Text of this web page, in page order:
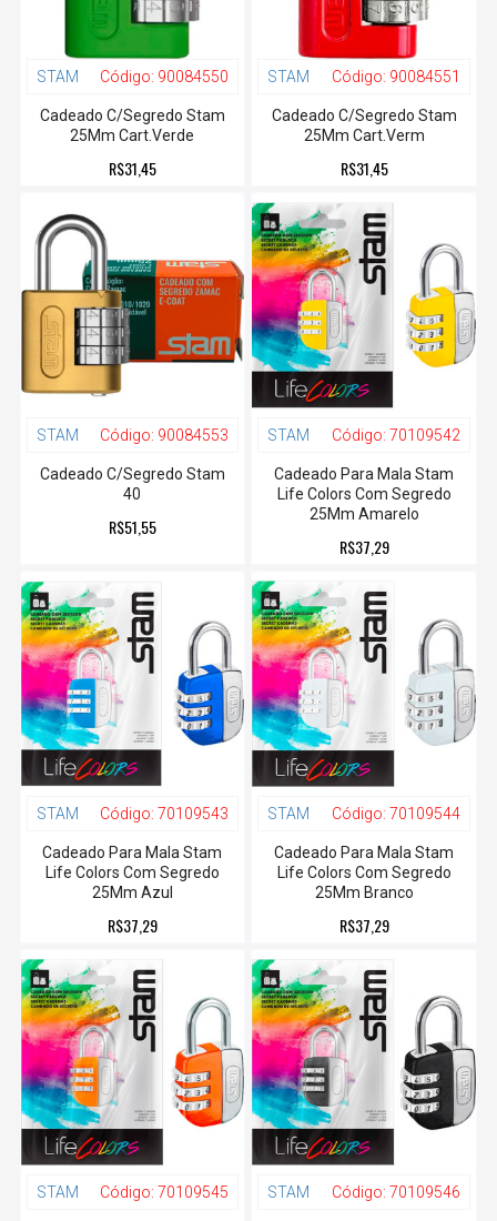
STAM Código: 90084550
Cadeado C/Segredo Stam
25Mm Cart.Verde
R$31,45
STAM Código: 90084551
Cadeado C/Segredo Stam
25Mm Cart.Verm
R$31,45
STAM Código: 90084553
Cadeado C/Segredo Stam
40
R$51,55
STAM Código: 70109542
Cadeado Para Mala Stam
Life Colors Com Segredo
25Mm Amarelo
R$37,29
STAM Código: 70109543
Cadeado Para Mala Stam
Life Colors Com Segredo
25Mm Azul
R$37,29
STAM Código: 70109544
Cadeado Para Mala Stam
Life Colors Com Segredo
25Mm Branco
R$37,29
STAM Código: 70109545 STAM Código: 70109546